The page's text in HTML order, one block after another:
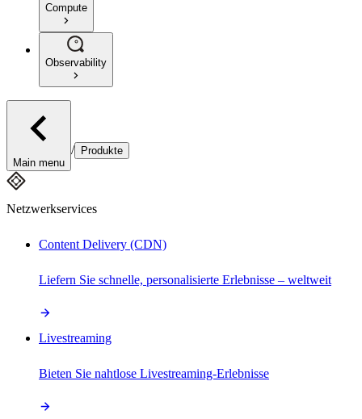
Compute
Observability
Main menu
/ Produkte
Netzwerkservices
Content Delivery (CDN)
Liefern Sie schnelle, personalisierte Erlebnisse – weltweit
Livestreaming
Bieten Sie nahtlose Livestreaming-Erlebnisse